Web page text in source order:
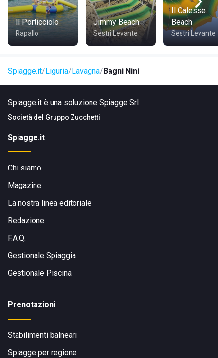
COME RAGGIUNGERE IL LIDO NINI
Partendo dal centro storico di lavagna è possibile
raggiungere lo stabilimento balneare utilizzando le
arrivare ai Bagni Nini godendosi unapiacevole
passeggiata.
Il Porticciolo
Rapallo
Jimmy Beach
Sestri Levante
Il Calesse
Beach
Sestri Levante
Spiagge.it Liguria Lavagna Bagni Nini
Spiagge.it è una soluzione Spiagge Srl
Società del Gruppo Zucchetti
Spiagge.it
Chi siamo
Magazine
La nostra linea editoriale
Redazione
F.A.Q.
Gestionale Spiaggia
Gestionale Piscina
Prenotazioni
Stabilimenti balneari
Spiagge per regione